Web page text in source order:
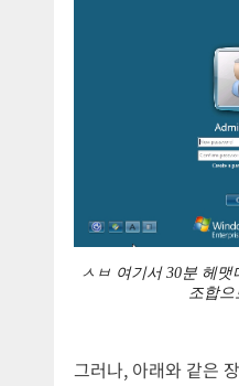
ㅅㅂ 여기서 30분 헤
조합으
그러나, 아래와 같은